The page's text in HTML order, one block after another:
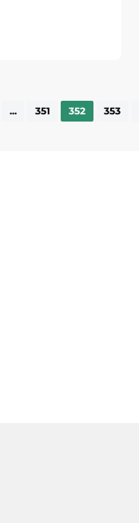
... 351 352 353